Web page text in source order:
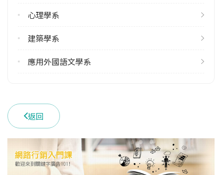
113學年度下學期
113學年度上學期
7
學系電話
(03)2655400
學系地址
桃園市中壢區中北路200號
心理學系
建築學系
應用外國語文學系
返回